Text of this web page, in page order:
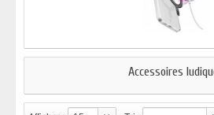
Accessoires